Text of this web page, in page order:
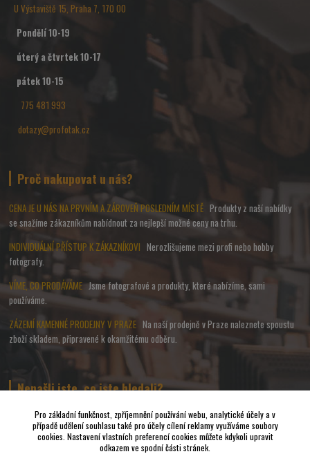
U Výstaviště 15, Praha 7, 170 00
Pondělí 10-19
úterý a čtvrtek 10-17
pátek 10-15
775 481 993
dotazy@profotak.cz
Proč nakupovat u nás?
CENA JE U NÁS NA PRVNÍM A ZÁROVEŇ POSLEDNÍM MÍSTĚ Produkty z naší nabídky
se snažíme zákazníkům nabídnout za nejlepší možné ceny na trhu.
INDIVIDUÁLNÍ PŘÍSTUP K ZÁKAZNÍKOVINerozlišujeme mezi profi nebo hobby
fotografy.
VÍME, CO PRODÁVÁMEJsme fotografové a produkty, které nabízíme, sami
používáme.
ZÁZEMÍ KAMENNÉ PRODEJNY V PRAZENa naší prodejně v Praze naleznete spoustu
zboží skladem, připravené k okamžitému odběru.
Nenašli jste, co jste hledali?
Napište nám a pokusíme se udělat vše, abychom pro Vás sehnali to
nejvhodnější FOTO a VIDEO příslušenství.
Pro základní funkčnost, zpříjemnění používání webu, analytické účely a v
případě udělení souhlasu také pro účely cílení reklamy využíváme soubory
cookies. Nastavení vlastních preferencí cookies můžete kdykoli upravit
odkazem ve spodní části stránek.